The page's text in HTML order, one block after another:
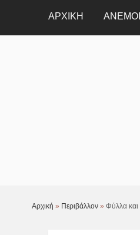
ΑΡΧΙΚΗ
Αρχική » Περιβάλλον» Φύλλα